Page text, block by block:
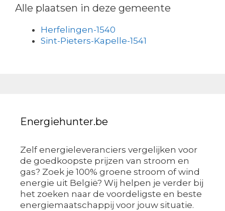
Alle plaatsen in deze gemeente
Herfelingen-1540
Sint-Pieters-Kapelle-1541
Energiehunter.be
Zelf energieleveranciers vergelijken voor
de goedkoopste prijzen van stroom en
gas? Zoek je 100% groene stroom of wind
energie uit België? Wij helpen je verder bij
het zoeken naar de voordeligste en beste
energiemaatschappij voor jouw situatie.